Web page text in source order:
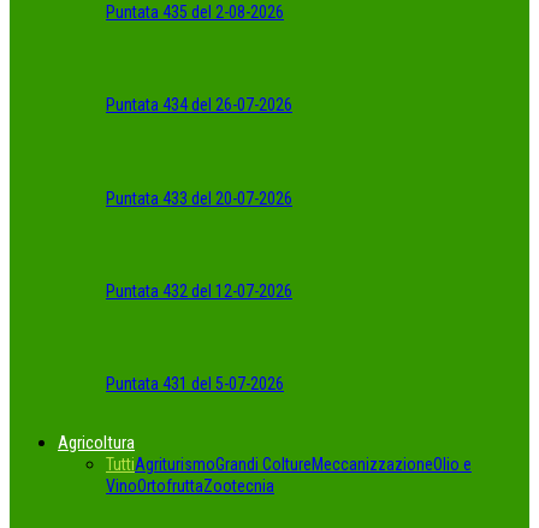
Puntata 435 del 2-08-2026
Puntata 434 del 26-07-2026
Puntata 433 del 20-07-2026
Puntata 432 del 12-07-2026
Puntata 431 del 5-07-2026
Agricoltura
TuttiAgriturismoGrandi ColtureMeccanizzazioneOlio e
VinoOrtofruttaZootecnia